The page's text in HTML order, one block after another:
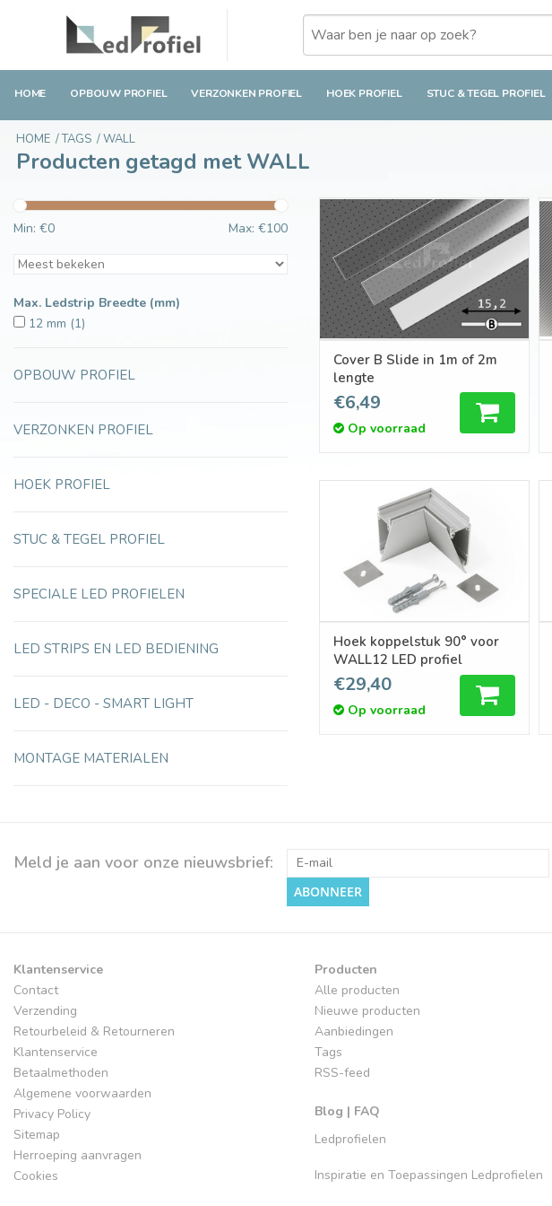
HOME OPBOUW PROFIEL VERZONKEN PROFIEL HOEK PROFIEL STUC & TEGEL PROFIEL
HOME /TAGS /WALL
Producten getagd met WALL
Min: €0 Max: €100
Max. Ledstrip Breedte (mm)
12 mm (1)
OPBOUW PROFIEL
VERZONKEN PROFIEL
HOEK PROFIEL
STUC & TEGEL PROFIEL
SPECIALE LED PROFIELEN
LED STRIPS EN LED BEDIENING
LED - DECO - SMART LIGHT
MONTAGE MATERIALEN
Cover B Slide in 1m of 2m
lengte
€6,49
Op voorraad
Hoek koppelstuk 90° voor
WALL12 LED profiel
€29,40
Op voorraad
Meld je aan voor onze nieuwsbrief:
ABONNEER
Klantenservice
Contact
Verzending
Retourbeleid & Retourneren
Klantenservice
Betaalmethoden
Algemene voorwaarden
Privacy Policy
Sitemap
Herroeping aanvragen
Cookies
Producten
Alle producten
Nieuwe producten
Aanbiedingen
Tags
RSS-feed
Blog | FAQ
Ledprofielen
Inspiratie en Toepassingen Ledprofielen